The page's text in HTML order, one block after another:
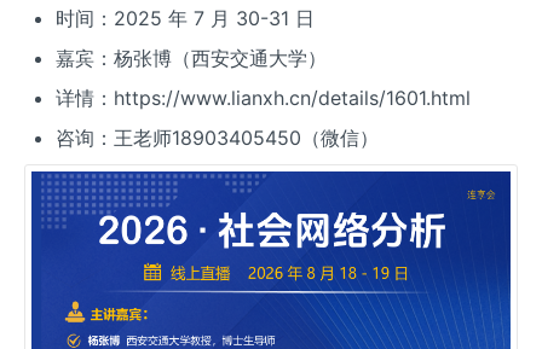
时间：2025 年 7 月 30-31 日
嘉宾：杨张博（西安交通大学）
详情：https://www.lianxh.cn/details/1601.html
咨询：王老师18903405450（微信）